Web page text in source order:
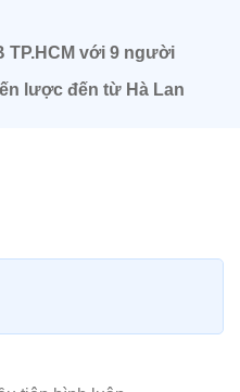
TP.HCM với 9 người
lược đến từ Hà Lan